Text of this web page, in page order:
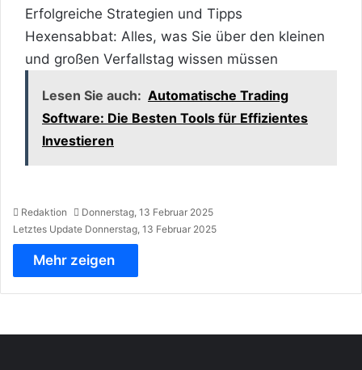
Erfolgreiche Strategien und Tipps
Hexensabbat: Alles, was Sie über den kleinen
und großen Verfallstag wissen müssen
Lesen Sie auch: Automatische Trading
Software: Die Besten Tools für Effizientes
Investieren
Redaktion
Donnerstag, 13 Februar 2025
Letztes Update Donnerstag, 13 Februar 2025
Mehr zeigen